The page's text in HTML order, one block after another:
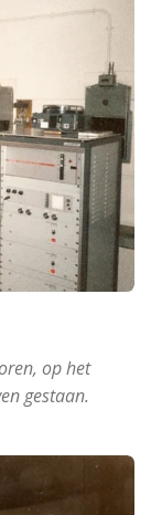
op het
gestaan.